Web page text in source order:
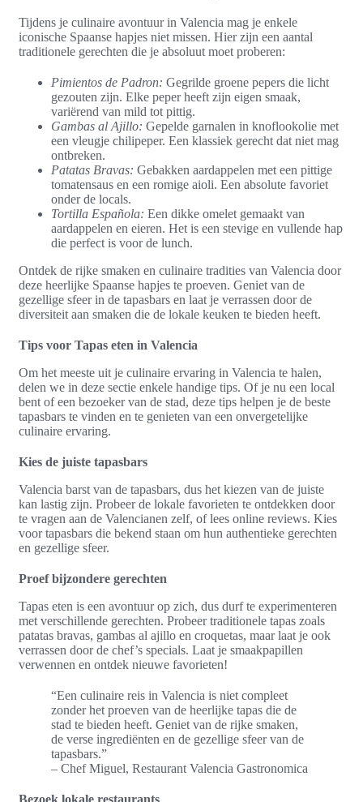
Tijdens je culinaire avontuur in Valencia mag je enkele
iconische Spaanse hapjes niet missen. Hier zijn een aantal
traditionele gerechten die je absoluut moet proberen:
Pimientos de Padron: Gegrilde groene pepers die licht
gezouten zijn. Elke peper heeft zijn eigen smaak,
variërend van mild tot pittig.
Gambas al Ajillo: Gepelde garnalen in knoflookolie met
een vleugje chilipeper. Een klassiek gerecht dat niet mag
ontbreken.
Patatas Bravas: Gebakken aardappelen met een pittige
tomatensaus en een romige aioli. Een absolute favoriet
onder de locals.
Tortilla Española: Een dikke omelet gemaakt van
aardappelen en eieren. Het is een stevige en vullende hap
die perfect is voor de lunch.
Ontdek de rijke smaken en culinaire tradities van Valencia door
deze heerlijke Spaanse hapjes te proeven. Geniet van de
gezellige sfeer in de tapasbars en laat je verrassen door de
diversiteit aan smaken die de lokale keuken te bieden heeft.
Tips voor Tapas eten in Valencia
Om het meeste uit je culinaire ervaring in Valencia te halen,
delen we in deze sectie enkele handige tips. Of je nu een local
bent of een bezoeker van de stad, deze tips helpen je de beste
tapasbars te vinden en te genieten van een onvergetelijke
culinaire ervaring.
Kies de juiste tapasbars
Valencia barst van de tapasbars, dus het kiezen van de juiste
kan lastig zijn. Probeer de lokale favorieten te ontdekken door
te vragen aan de Valencianen zelf, of lees online reviews. Kies
voor tapasbars die bekend staan om hun authentieke gerechten
en gezellige sfeer.
Proef bijzondere gerechten
Tapas eten is een avontuur op zich, dus durf te experimenteren
met verschillende gerechten. Probeer traditionele tapas zoals
patatas bravas, gambas al ajillo en croquetas, maar laat je ook
verrassen door de chef’s specials. Laat je smaakpapillen
verwennen en ontdek nieuwe favorieten!
“Een culinaire reis in Valencia is niet compleet
zonder het proeven van de heerlijke tapas die de
stad te bieden heeft. Geniet van de rijke smaken,
de verse ingrediënten en de gezellige sfeer van de
tapasbars.”
– Chef Miguel, Restaurant Valencia Gastronomica